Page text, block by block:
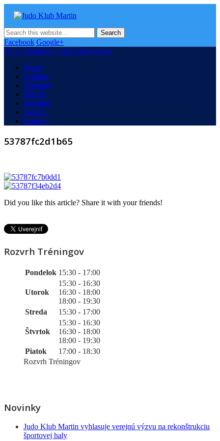
Oficiálna stránka Judo klubu v Martine
Facebook Google+
Show Navigation Hide Navigation
Úvod
O klube
Tréningy
Súťaže
Novinky
Galéria
Kontakt
53787fc2d1b65
Did you like this article? Share it with your friends!
Rozvrh Tréningov
Pondelok 15:30 - 17:00
Utorok
15:30 - 16:30
16:30 - 18:00
18:00 - 19:30
Streda
15:30 - 17:00
Štvrtok
15:30 - 16:30
16:30 - 18:00
18:00 - 19:30
Piatok
17:00 - 18:30
Rozvrh Tréningov
Novinky
Judo Klub Martin vyhlasuje verejnú výzvu na rekonštrukciu
športovej haly